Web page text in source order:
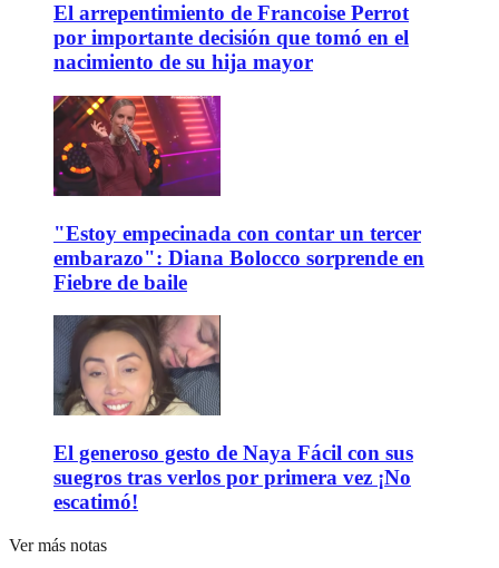
El arrepentimiento de Francoise Perrot
por importante decisión que tomó en el
nacimiento de su hija mayor
"Estoy empecinada con contar un tercer
embarazo": Diana Bolocco sorprende en
Fiebre de baile
El generoso gesto de Naya Fácil con sus
suegros tras verlos por primera vez ¡No
escatimó!
Ver más notas